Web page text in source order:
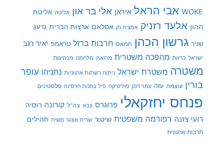
WOKE אבי הראל איראן אלי בר און אליטה אליטת
ההון אלעד רזניק אמציה חן אסלאם ארצות הברית גדעון
שניר גרשון הכהן חמאס חרבות ברזל טראמפ יאיר רגב
ישראל כרזות מהפכה משטרית מחאה מלחמה מנהיגות
משטרה משטרת ישראל ניתוח רשתות ארגוניות נתניהו עופר
בורין עוצמה עזה עמר דנק פוליטיקה פיל בחנות חרסינה פלסטינים
פנחס יחזקאלי פרוגרס צבא צה"ל קורונה רוסיה
רועי צזנה רפורמה משפטית שיטור שרית אונגר משיח תהילים
תרבות ארגונית